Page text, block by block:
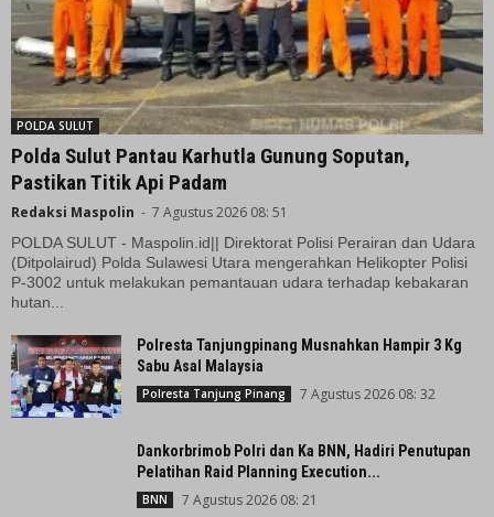
POLDA SULUT
Polda Sulut Pantau Karhutla Gunung Soputan,
Pastikan Titik Api Padam
Redaksi Maspolin - 7 Agustus 2026 08: 51
POLDA SULUT - Maspolin.id|| Direktorat Polisi Perairan dan Udara
(Ditpolairud) Polda Sulawesi Utara mengerahkan Helikopter Polisi
P-3002 untuk melakukan pemantauan udara terhadap kebakaran
hutan...
Polresta Tanjungpinang Musnahkan Hampir 3 Kg
Sabu Asal Malaysia
Polresta Tanjung Pinang 7 Agustus 2026 08: 32
Dankorbrimob Polri dan Ka BNN, Hadiri Penutupan
Pelatihan Raid Planning Execution...
BNN 7 Agustus 2026 08: 21